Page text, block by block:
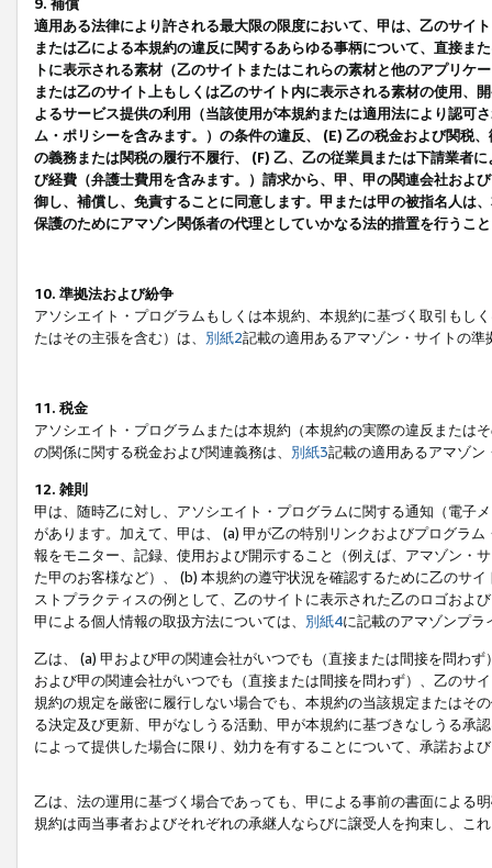
9. 補償
適用ある法律により許される最大限の限度において、甲は、乙のサイ
または乙による本規約の違反に関するあらゆる事柄について、直接ま
トに表示される素材（乙のサイトまたはこれらの素材と他のアプリ
または乙のサイト上もしくは乙のサイト内に表示される素材の使用、
よるサービス提供の利用（当該使用が本規約または適用法により認可
ム・ポリシーを含みます。）の条件の違反、 (E) 乙の税金および関税
の義務または関税の履行不履行、 (F) 乙、乙の従業員または下請業者
び経費（弁護士費用を含みます。）請求から、甲、甲の関連会社およ
御し、補償し、免責することに同意します。甲または甲の被指名人は
保護のためにアマゾン関係者の代理としていかなる法的措置を行うこ
10. 準拠法および紛争
アソシエイト・プログラムもしくは本規約、本規約に基づく取引もし
たはその主張を含む）は、 別紙2記載の適用あるアマゾン・サイトの
11. 税金
アソシエイト・プログラムまたは本規約（本規約の実際の違反または
の関係に関する税金および関連義務は、 別紙3記載の適用あるアマゾン
12. 雑則
甲は、随時乙に対し、アソシエイト・プログラムに関する通知（電子
があります。加えて、甲は、 (a) 甲が乙の特別リンクおよびプログラ
報をモニター、記録、使用および開示すること（例えば、アマゾン・
た甲のお客様など）、 (b) 本規約の遵守状況を確認するために乙のサ
ストプラクティスの例として、乙のサイトに表示された乙のロゴおよ
甲による個人情報の取扱方法については、 別紙4に記載のアマゾンプ
乙は、 (a) 甲および甲の関連会社がいつでも（直接または間接を問わ
および甲の関連会社がいつでも（直接または間接を問わず）、乙のサ
規約の規定を厳密に履行しない場合でも、本規約の当該規定またはそ
る決定及び更新、甲がなしうる活動、甲が本規約に基づきなしうる承
によって提供した場合に限り、効力を有することについて、承諾およ
乙は、法の運用に基づく場合であっても、甲による事前の書面による
規約は両当事者およびそれぞれの承継人ならびに譲受人を拘束し、こ